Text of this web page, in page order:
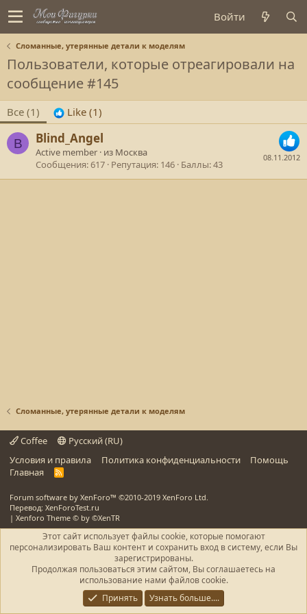
Войти
Сломанные, утерянные детали к моделям
Пользователи, которые отреагировали на
сообщение #145
Все (1) Like (1)
B
08.11.2012
Blind_Angel
Active member · из Москва
Сообщения 617 Репутация 146 Баллы 43
Сломанные, утерянные детали к моделям
Coffee
Русский (RU)
Условия и правила
Политика конфиденциальности
Помощь
Главная
R
Forum software by XenForo™ ©2010-2019 XenForo Ltd.
Перевод: XenForoTest.ru
| Xenforo Theme © by ©XenTR
Этот сайт использует файлы cookie, которые помогают
персонализировать Ваш контент и сохранить вход в систему, если Вы
зарегистрированы.
Продолжая пользоваться этим сайтом, Вы соглашаетесь на
использование нами файлов cookie.
Принять
Узнать больше....